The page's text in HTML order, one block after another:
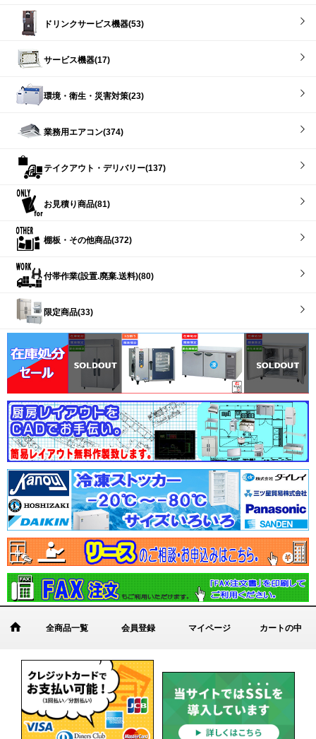
ドリンクサービス機器(53)
サービス機器(17)
環境・衛生・災害対策(23)
業務用エアコン(374)
テイクアウト・デリバリー(137)
お見積り商品(81)
棚板・その他商品(372)
付帯作業(設置.廃棄.送料)(80)
限定商品(33)
全商品一覧 会員登録 マイページ カートの中